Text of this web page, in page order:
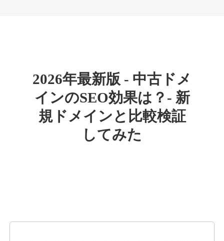
詳細を見る
外部リンク数963 ドメイン年齢
4,500円
rageboy.com
2026年最新版 - 中古ドメ
インのSEO効果は？- 新
規ドメインと比較検証
してみた